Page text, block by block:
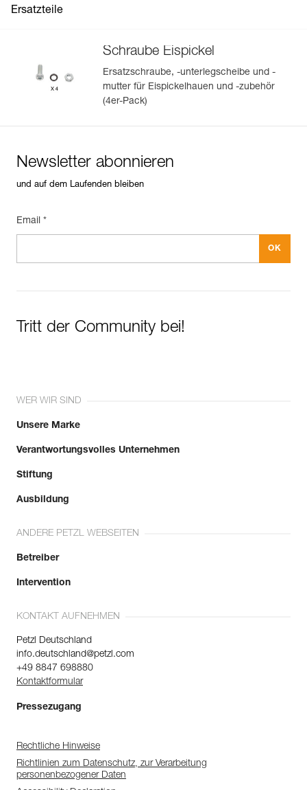
Ersatzteile
Schraube Eispickel
Ersatzschraube, -unterlegscheibe und -
mutter für Eispickelhauen und -zubehör
(4er-Pack)
Newsletter abonnieren
und auf dem Laufenden bleiben
Email *
Tritt der Community bei!
WER WIR SIND
Unsere Marke
Verantwortungsvolles Unternehmen
Stiftung
Ausbildung
ANDERE PETZL WEBSEITEN
Betreiber
Intervention
KONTAKT AUFNEHMEN
Petzl Deutschland
info.deutschland@petzl.com
+49 8847 698880
Kontaktformular
Pressezugang
Rechtliche Hinweise
Richtlinien zum Datenschutz, zur Verarbeitung
personenbezogener Daten